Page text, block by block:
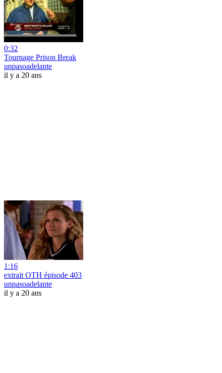
0:32
Tournage Prison Break
unpasoadelante
il y a 20 ans
1:16
extrait OTH épisode 403
unpasoadelante
il y a 20 ans